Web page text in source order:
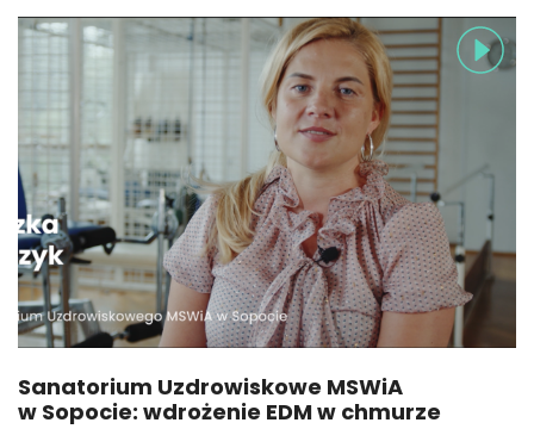
Sanatorium Uzdrowiskowe MSWiA
w Sopocie: wdrożenie EDM w chmurze